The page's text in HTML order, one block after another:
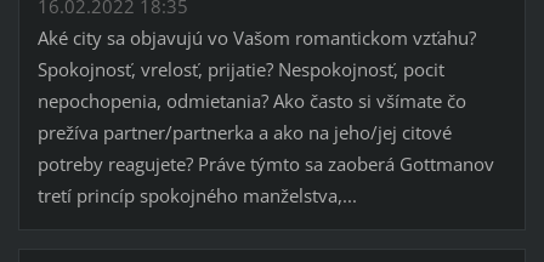
16.02.2022 18:35
Aké city sa objavujú vo Vašom romantickom vzťahu?
Spokojnosť, vrelosť, prijatie? Nespokojnosť, pocit
nepochopenia, odmietania? Ako často si všímate čo
prežíva partner/partnerka a ako na jeho/jej citové
potreby reagujete? Práve týmto sa zaoberá Gottmanov
tretí princíp spokojného manželstva,...